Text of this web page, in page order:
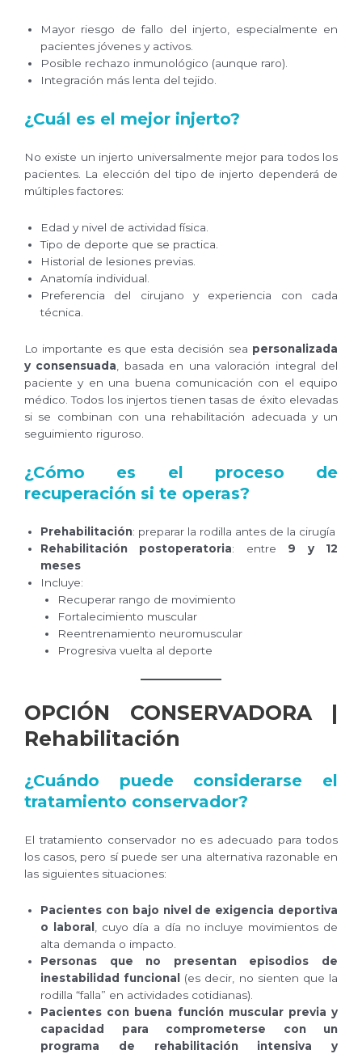
Mayor riesgo de fallo del injerto, especialmente en
pacientes jóvenes y activos.
Posible rechazo inmunológico (aunque raro).
Integración más lenta del tejido.
¿Cuál es el mejor injerto?
No existe un injerto universalmente mejor para todos los
pacientes. La elección del tipo de injerto dependerá de
múltiples factores:
Edad y nivel de actividad física.
Tipo de deporte que se practica.
Historial de lesiones previas.
Anatomía individual.
Preferencia del cirujano y experiencia con cada
técnica.
Lo importante es que esta decisión sea personalizada
y consensuada , basada en una valoración integral del
paciente y en una buena comunicación con el equipo
médico. Todos los injertos tienen tasas de éxito elevadas
si se combinan con una rehabilitación adecuada y un
seguimiento riguroso.
¿Cómo es el proceso de
recuperación si te operas?
Prehabilitación: preparar la rodilla antes de la cirugía
Rehabilitación postoperatoria: entre 9 y 12
meses
Incluye:
Recuperar rango de movimiento
Fortalecimiento muscular
Reentrenamiento neuromuscular
Progresiva vuelta al deporte
OPCIÓN CONSERVADORA |
Rehabilitación
¿Cuándo puede considerarse el
tratamiento conservador?
El tratamiento conservador no es adecuado para todos
los casos, pero sí puede ser una alternativa razonable en
las siguientes situaciones:
Pacientes con bajo nivel de exigencia deportiva
o laboral , cuyo día a día no incluye movimientos de
alta demanda o impacto.
Personas que no presentan episodios de
inestabilidad funcional
(es decir, no sienten que la
rodilla “falla” en actividades cotidianas).
Pacientes con buena función muscular previa y
capacidad para comprometerse con un
programa de rehabilitación intensiva y